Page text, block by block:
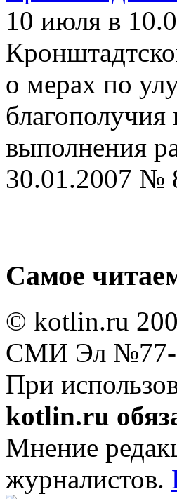
10 июля в
о мерах по
выполнения
30.01.2007 №
Самое
© kotlin.ru
СМИ Эл №77-
При
kotlin.ru
Мнение
журналистов.